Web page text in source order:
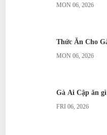
MON 06, 2026
Thức Ăn Cho
MON 06, 2026
Gà Ai Cập ăn
FRI 06, 2026